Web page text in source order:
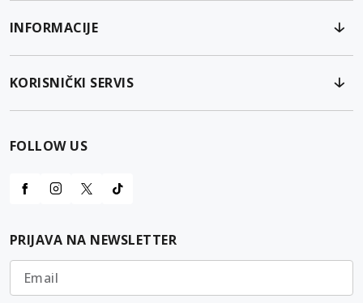
INFORMACIJE
KORISNIČKI SERVIS
FOLLOW US
PRIJAVA NA NEWSLETTER
Email